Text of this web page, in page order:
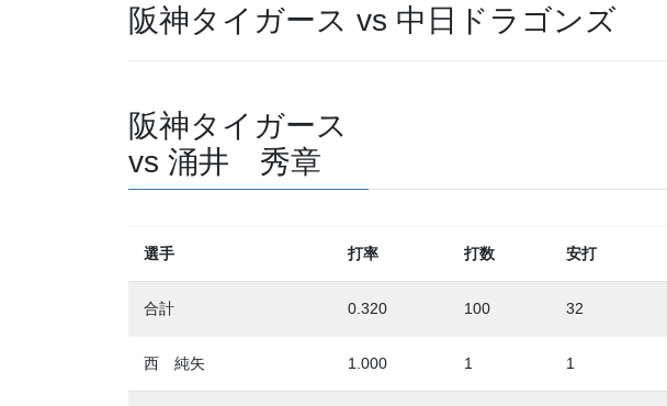
阪神タイガース vs 中日ドラゴンズ
阪神タイガース
vs 涌井 秀章
選手 打率 打数 安打
合計 0.320 100 32
西 純矢 1.000 1 1